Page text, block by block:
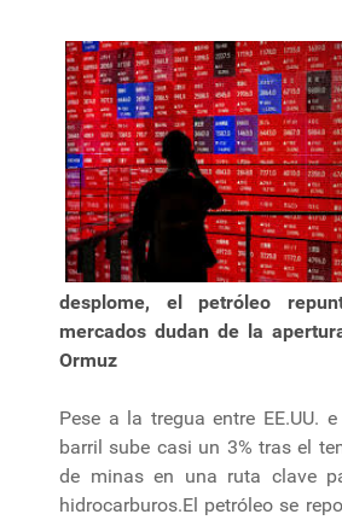
desplome, el petróleo
mercados dudan de la
Ormuz
Pese a la tregua entre EE.UU.
barril sube casi un 3% tras el
de minas en una ruta clave
hidrocarburos.El petróleo se